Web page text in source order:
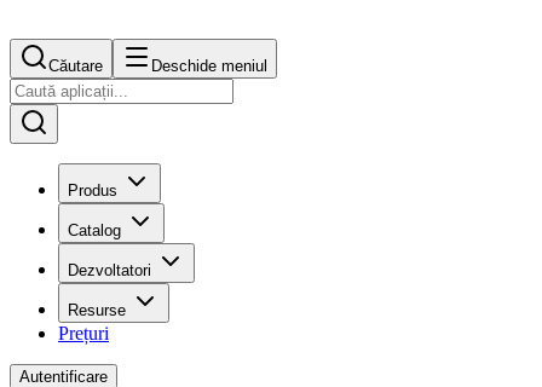
Căutare Deschide meniul
Produs
Catalog
Dezvoltatori
Resurse
Prețuri
Autentificare